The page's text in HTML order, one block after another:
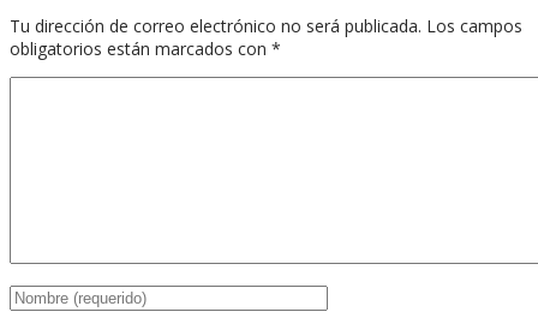
Tu dirección de correo electrónico no será publicada. Los campos
obligatorios están marcados con *